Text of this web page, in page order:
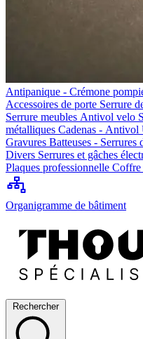
Antipanique - Crémone
Accessoires de porte Serrure
Serrure meubles Antivol velo
métalliques Cadenas - Antivol
Gravures Batteuses - Serrures
Divers Serrures et gâches
Plaques professionnelle Coffre
Organigramme de bâtiment
Rechercher